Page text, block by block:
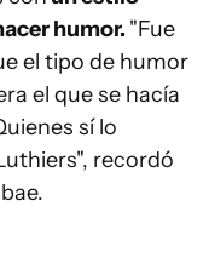
humor. "Fue
el tipo de humor
el que se hacía
sí lo
recordó